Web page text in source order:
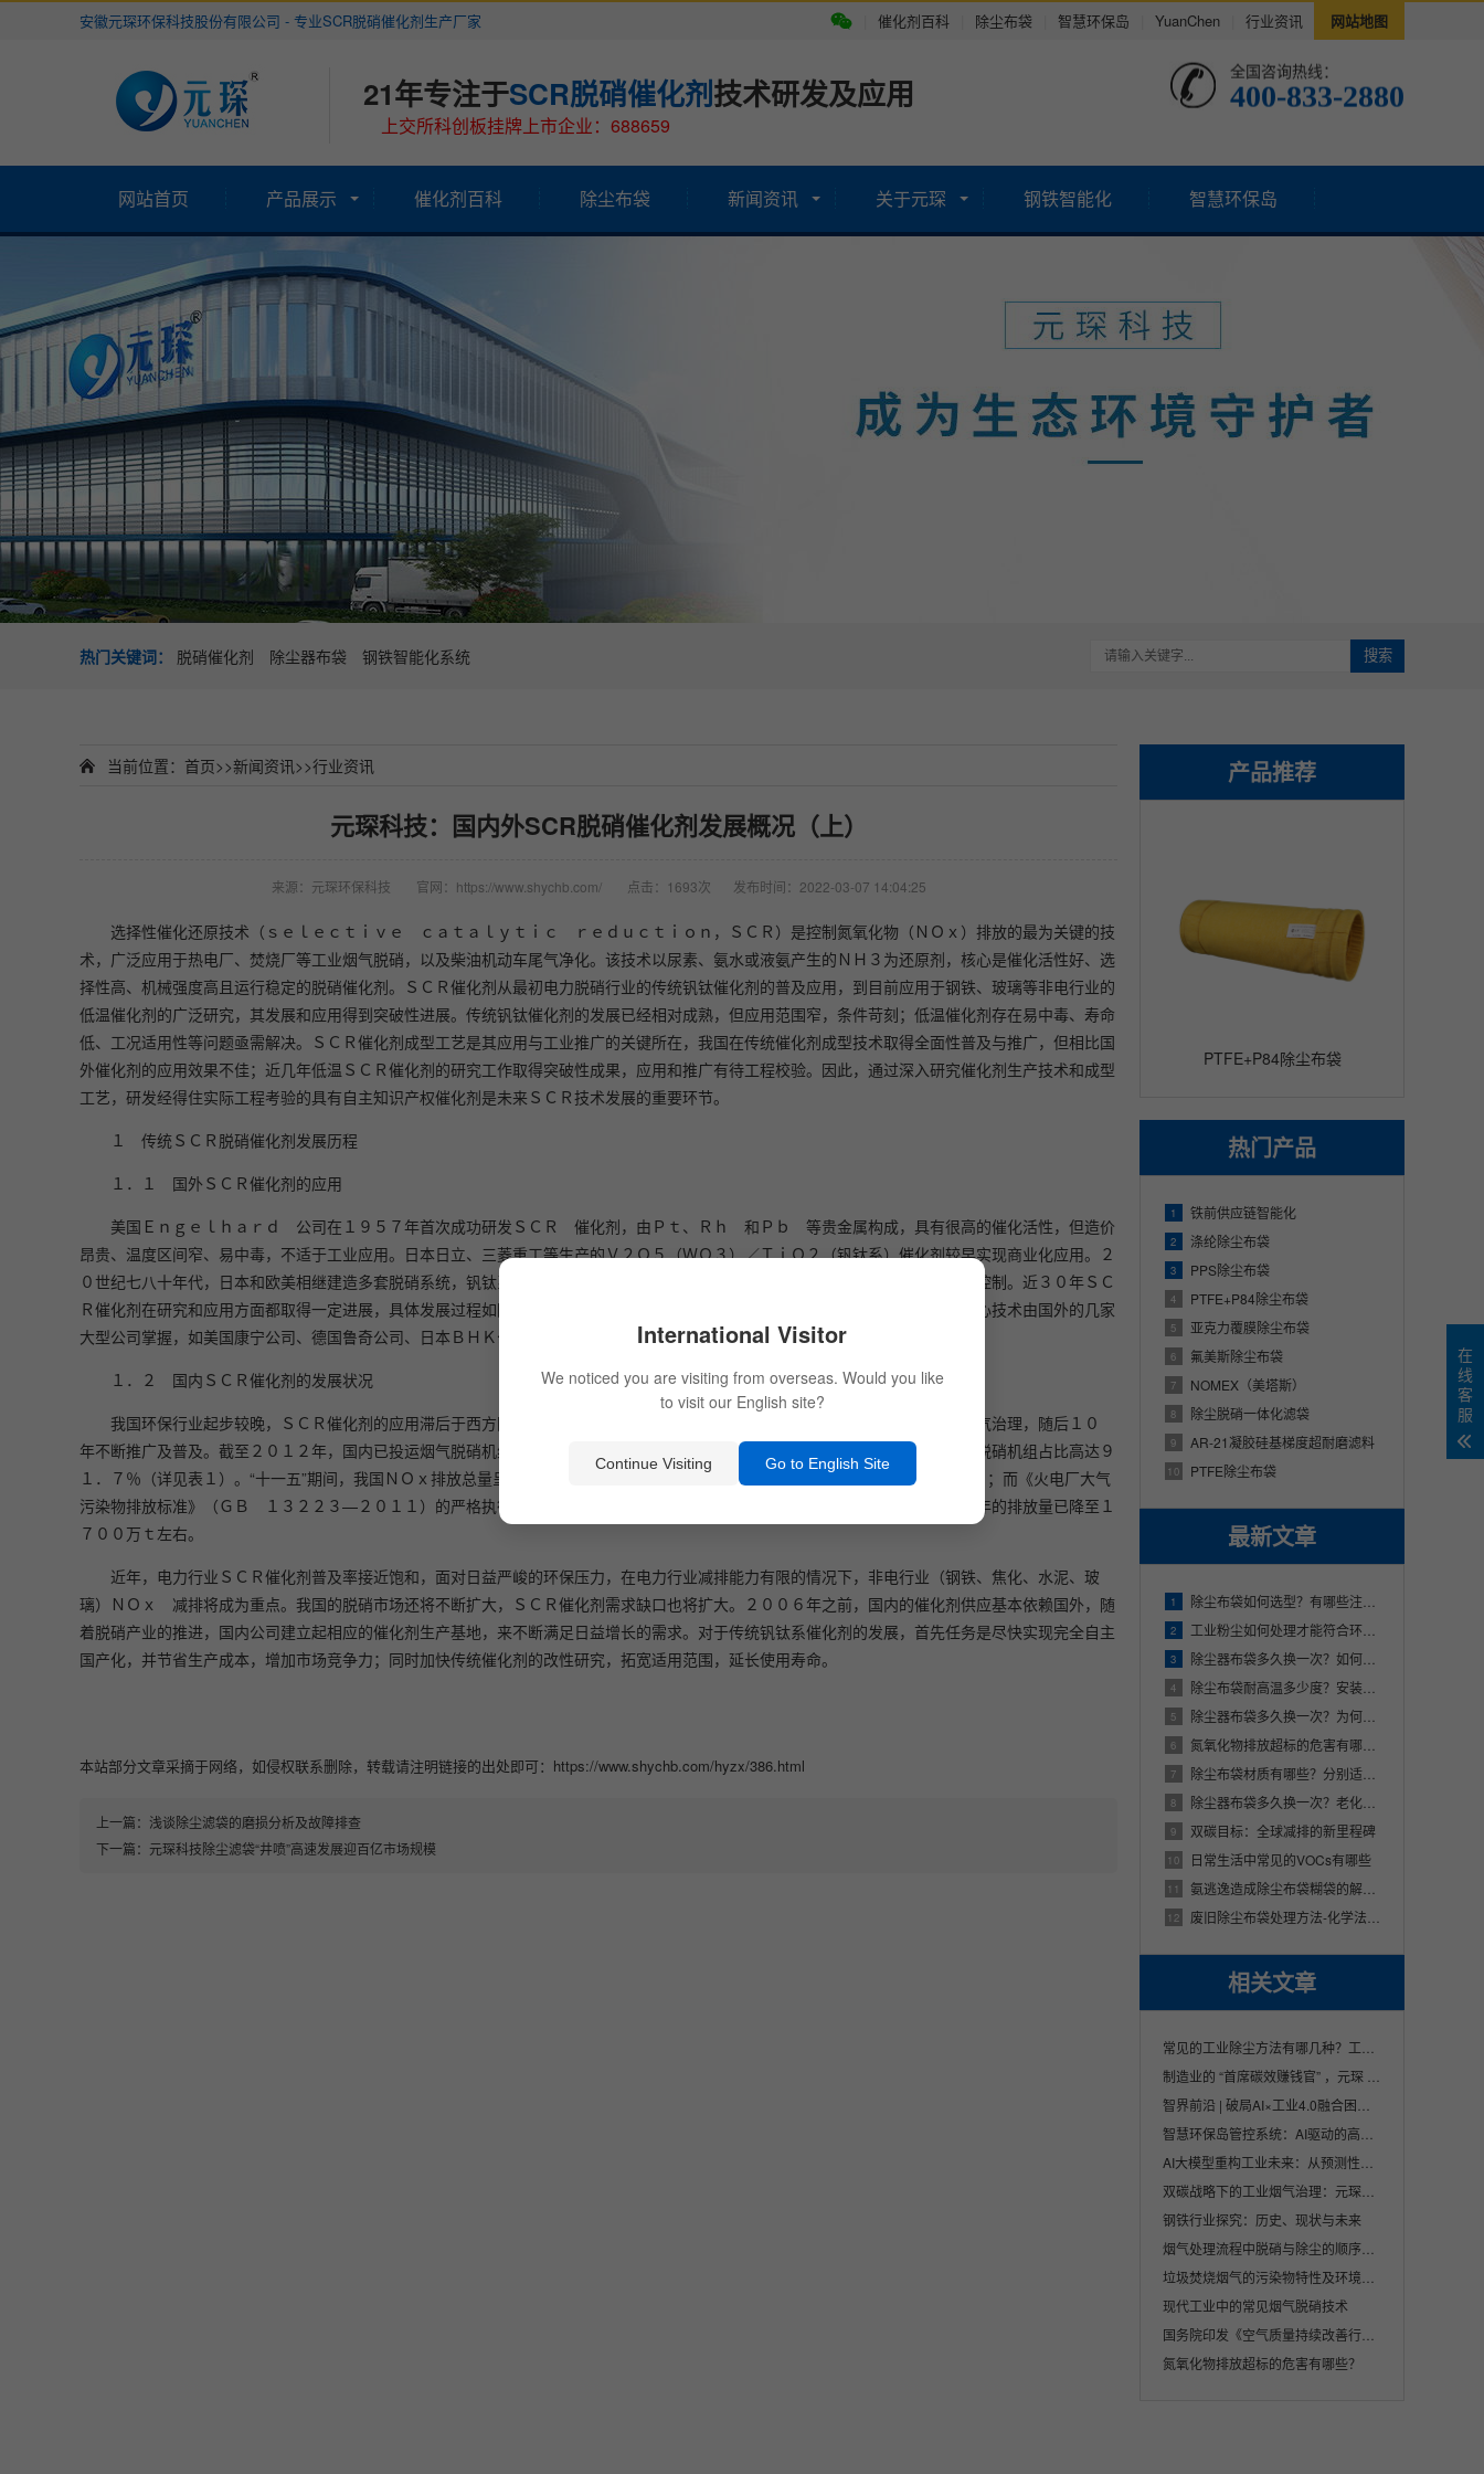
催化剂百科 除尘布袋 智慧环保岛 YuanChen 行业资讯 网站地图
安徽元琛环保科技股份有限公司 - 专业SCR脱硝催化剂生产厂家
21年专注于SCR脱硝催化剂技术研发及应用
上交所科创板挂牌上市企业：688659
全国咨询热线：
400-833-2880
网站首页 产品展示 催化剂百科 除尘布袋 新闻资讯 关于元琛 钢铁智能化 智慧环保岛
热门关键词： 脱硝催化剂 除尘器布袋 钢铁智能化系统 搜索
产品推荐
PTFE+P84除尘布袋
热门产品
1 铁前供应链智能化
2 涤纶除尘布袋
3 PPS除尘布袋
4 PTFE+P84除尘布袋
5 亚克力覆膜除尘布袋
6 氟美斯除尘布袋
7 NOMEX（美塔斯）
8 除尘脱硝一体化滤袋
9 AR-21凝胶硅基梯度超耐磨滤料
10 PTFE除尘布袋
最新文章
1 除尘布袋如何选型？有哪些注意事项？
2 工业粉尘如何处理才能符合环保要求？
3 除尘器布袋多久换一次？如何防止布袋破损？
4 除尘布袋耐高温多少度？安装时有哪些注意事项？
5 除尘器布袋多久换一次？为何会频繁更换？
6 氮氧化物排放超标的危害有哪些？
7 除尘布袋材质有哪些？分别适用于哪些场合？
8 除尘器布袋多久换一次？老化的原因有哪些？
9 双碳目标：全球减排的新里程碑
10 日常生活中常见的VOCs有哪些
11 氨逃逸造成除尘布袋糊袋的解决措施
12 废旧除尘布袋处理方法-化学法（下）
相关文章
钢铁行业探究：历史、现状与未来
现代工业中的常见烟气脱硝技术
氮氧化物排放超标的危害有哪些？
当前位置： 首页>>新闻资讯>>行业资讯
元琛科技：国内外SCR脱硝催化剂发展概况（上）
来源：元琛环保科技 官网：https://www.shychb.com/ 点击：1693次 发布时间：2022-03-07 14:04:25
选择性催化还原技术（ｓｅｌｅｃｔｉｖｅ ｃａｔａｌｙｔｉｃ ｒｅｄｕｃｔｉｏｎ，ＳＣＲ）是控制氮氧化物（ＮＯｘ）排放的最为关键的技
术，广泛应用于热电厂、焚烧厂等工业烟气脱硝，以及柴油机动车尾气净化。该技术以尿素、氨水或液氨产生的ＮＨ３为还原剂，核心是催化活性好、选
择性高、机械强度高且运行稳定的脱硝催化剂。ＳＣＲ催化剂从最初电力脱硝行业的传统钒钛催化剂的普及应用，到目前应用于钢铁、玻璃等非电行业的
低温催化剂的广泛研究，其发展和应用得到突破性进展。传统钒钛催化剂的发展已经相对成熟，但应用范围窄，条件苛刻；低温催化剂存在易中毒、寿命
低、工况适用性等问题亟需解决。ＳＣＲ催化剂成型工艺是其应用与工业推广的关键所在，我国在传统催化剂成型技术取得全面性普及与推广，但相比国
外催化剂的应用效果不佳；近几年低温ＳＣＲ催化剂的研究工作取得突破性成果，应用和推广有待工程校验。因此，通过深入研究催化剂生产技术和成型
工艺，研发经得住实际工程考验的具有自主知识产权催化剂是未来ＳＣＲ技术发展的重要环节。
１ 传统ＳＣＲ脱硝催化剂发展历程
１．１ 国外ＳＣＲ催化剂的应用
美国Ｅｎｇｅｌｈａｒｄ 公司在１９５７年首次成功研发ＳＣＲ 催化剂，由Ｐｔ、Ｒｈ 和Ｐｂ 等贵金属构成，具有很高的催化活性，但造价
昂贵、温度区间窄、易中毒，不适于工业应用。日本日立、三菱重工等生产的Ｖ２Ｏ５（ＷＯ３）／ＴｉＯ２（钒钛系）催化剂较早实现商业化应用。２
０世纪七八十年代，日本和欧美相继建造多套脱硝系统，钒钛系ＳＣＲ 催化剂的商业应用趋于成熟，主要应用于电力行业烟气污染控制。近３０年ＳＣ
Ｒ催化剂在研究和应用方面都取得一定进展，具体发展过程如图１。发展至今，传统ＳＣＲ催化剂生产与应用技术已得到普及，但核心技术由国外的几家
大型公司掌握，如美国康宁公司、德国鲁奇公司、日本ＢＨＫ公司等。
１．２ 国内ＳＣＲ催化剂的发展状况
我国环保行业起步较晚，ＳＣＲ催化剂的应用滞后于西方国家。１９９９年，大陆首次引入ＳＣＲ脱硝催化剂用于火电行业的烟气治理，随后１０
年不断推广及普及。截至２０１２年，国内已投运烟气脱硝机组容量为１２０ＧＷ，并且近５年有不断上升的趋势，２０１６年火电脱硝机组占比高达９
１．７％（详见表１）。“十一五”期间，我国ＮＯｘ排放总量呈逐年上升趋势，２０１１年高达２４０５万ｔ（工业源占７１．９％）；而《火电厂大气
污染物排放标准》（ＧＢ １３２２３—２０１１）的严格执行及ＳＣＲ脱硝机组满负荷投运，ＮＯｘ排放总量逐年降低，２０１７年的排放量已降至１
７００万ｔ左右。
近年，电力行业ＳＣＲ催化剂普及率接近饱和，面对日益严峻的环保压力，在电力行业减排能力有限的情况下，非电行业（钢铁、焦化、水泥、玻
璃）ＮＯｘ 减排将成为重点。我国的脱硝市场还将不断扩大，ＳＣＲ催化剂需求缺口也将扩大。２００６年之前，国内的催化剂供应基本依赖国外，随
着脱硝产业的推进，国内公司建立起相应的催化剂生产基地，来不断满足日益增长的需求。对于传统钒钛系催化剂的发展，首先任务是尽快实现完全自主
国产化，并节省生产成本，增加市场竞争力；同时加快传统催化剂的改性研究，拓宽适用范围，延长使用寿命。
本站部分文章采摘于网络，如侵权联系删除，转载请注明链接的出处即可：https://www.shychb.com/hyzx/386.html
上一篇： 浅谈除尘滤袋的磨损分析及故障排查
下一篇： 元琛科技除尘滤袋“井喷”高速发展迎百亿市场规模
在
线
客
服
International Visitor
We noticed you are visiting from overseas. Would you like
to visit our English site?
Continue Visiting Go to English Site